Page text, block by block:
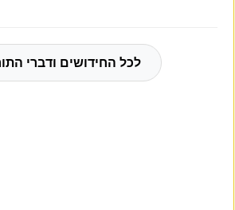
לכל החידושים ודברי